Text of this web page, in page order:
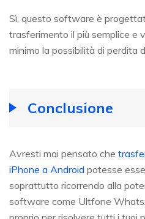
Sì, questo software è
trasferimento il più semplice e
minimo la possibilità di perdita
Conclusione
Avresti mai pensato che
iPhone a Android potesse
soprattutto ricorrendo alla
software come Ultfone